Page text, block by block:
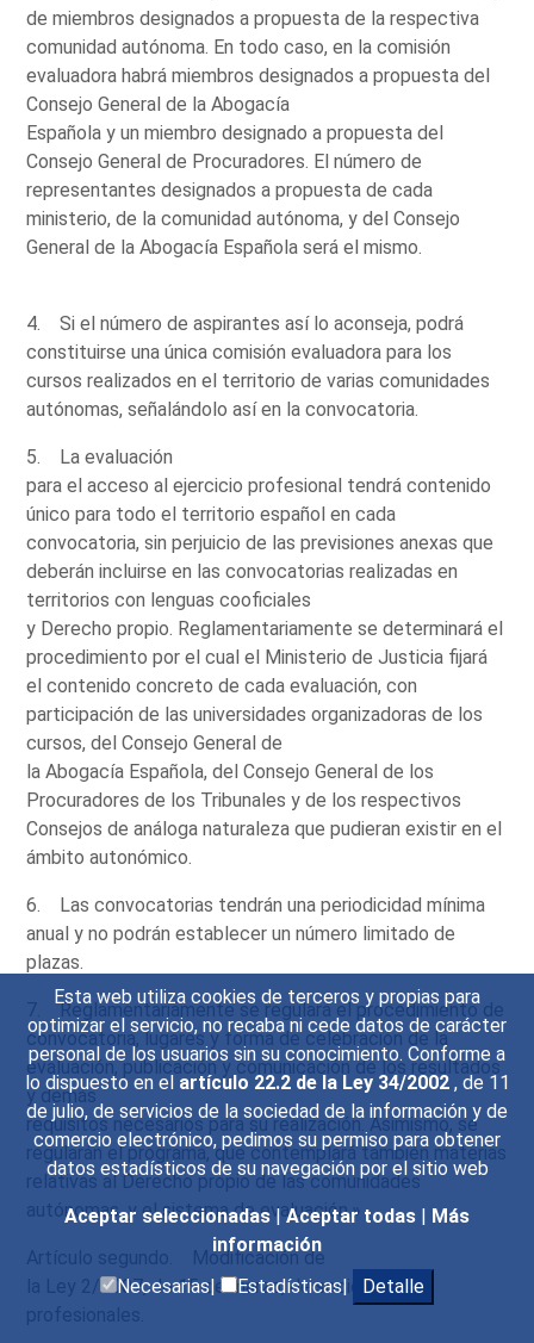
Esta web utiliza cookies de terceros y propias para
optimizar el servicio, no recaba ni cede datos de carácter
personal de los usuarios sin su conocimiento. Conforme a
lo dispuesto en el artículo 22.2 de la Ley 34/2002 , de 11
de julio, de servicios de la sociedad de la información y de
comercio electrónico, pedimos su permiso para obtener
datos estadísticos de su navegación por el sitio web
Aceptar seleccionadas|Aceptar todas | Más
información
Necesarias|
Estadísticas| Detalle
de miembros designados a propuesta de la respectiva
comunidad autónoma. En todo caso, en la comisión
evaluadora habrá miembros designados a propuesta del
Consejo General de la Abogacía
Española y un miembro designado a propuesta del
Consejo General de Procuradores. El número de
representantes designados a propuesta de cada
ministerio, de la comunidad autónoma, y del Consejo
General de la Abogacía Española será el mismo.
4. Si el número de aspirantes así lo aconseja, podrá
constituirse una única comisión evaluadora para los
cursos realizados en el territorio de varias comunidades
autónomas, señalándolo así en la convocatoria.
5. La evaluación
para el acceso al ejercicio profesional tendrá contenido
único para todo el territorio español en cada
convocatoria, sin perjuicio de las previsiones anexas que
deberán incluirse en las convocatorias realizadas en
territorios con lenguas cooficiales
y Derecho propio. Reglamentariamente se determinará el
procedimiento por el cual el Ministerio de Justicia fijará
el contenido concreto de cada evaluación, con
participación de las universidades organizadoras de los
cursos, del Consejo General de
la Abogacía Española, del Consejo General de los
Procuradores de los Tribunales y de los respectivos
Consejos de análoga naturaleza que pudieran existir en el
ámbito autonómico.
6. Las convocatorias tendrán una periodicidad mínima
anual y no podrán establecer un número limitado de
plazas.
7. Reglamentariamente se regulará el procedimiento de
convocatoria, lugares y forma de celebración de la
evaluación, publicación y comunicación de los resultados
y demás
requisitos necesarios para su realización. Asimismo, se
regularán el programa, que contemplará también materias
relativas al Derecho propio de las comunidades
autónomas, y el sistema de evaluación.»
Artículo segundo. Modificación de
la Ley 2/2007, de 15 de marzo, de sociedades
profesionales.